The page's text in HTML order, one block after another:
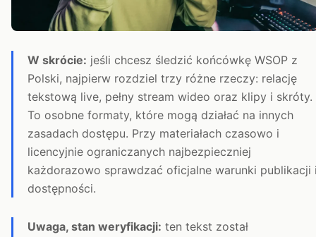
W skrócie: jeśli chcesz śledzić końcówkę WSOP z
Polski, najpierw rozdziel trzy różne rzeczy: relację
tekstową live, pełny stream wideo oraz klipy i skróty.
To osobne formaty, które mogą działać na innych
zasadach dostępu. Przy materiałach czasowo i
licencyjnie ograniczanych najbezpieczniej
każdorazowo sprawdzać oficjalne warunki publikacji
dostępności.
Uwaga, stan weryfikacji: ten tekst został